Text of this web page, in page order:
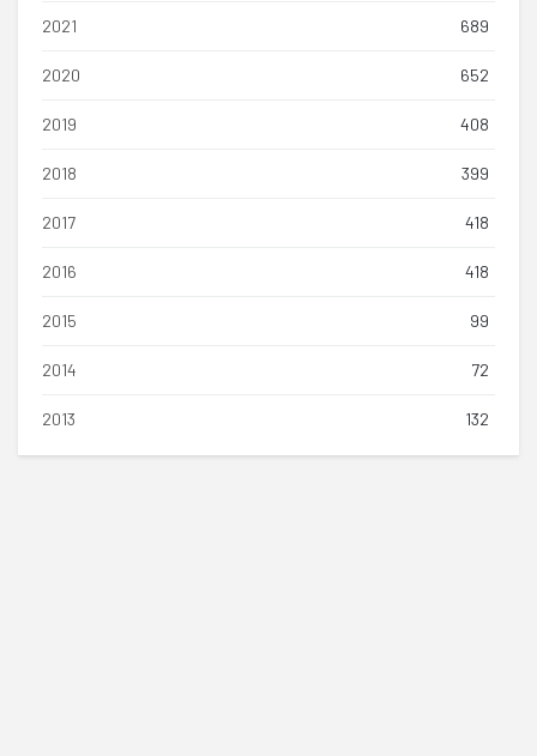
2021 689
2020 652
2019 408
2018 399
2017 418
2016 418
2015 99
2014 72
2013 132